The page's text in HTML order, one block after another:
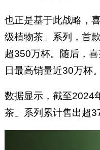
也正是基于此战略，
级植物茶」系列，首
超350万杯。随后，
日最高销量近30万杯。
数据显示，截至2024
茶」系列累计售出超